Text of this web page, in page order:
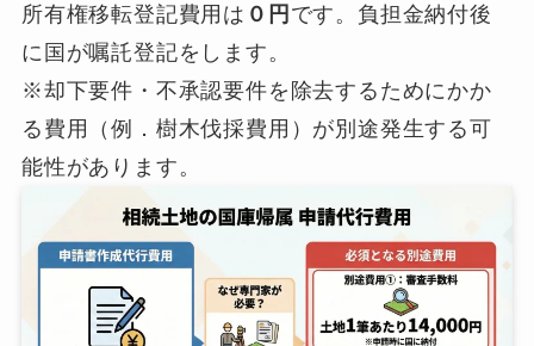
所有権移転登記費用は ０円 です。負担金納付後
に国が嘱託登記をします。
※却下要件・不承認要件を除去するためにかか
る費用（例．樹木伐採費用）が別途発生する可
能性があります。